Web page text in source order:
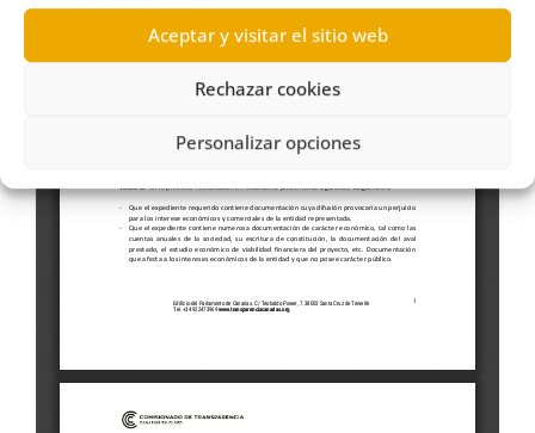
Aceptar y visitar el sitio web
Rechazar cookies
Personalizar opciones